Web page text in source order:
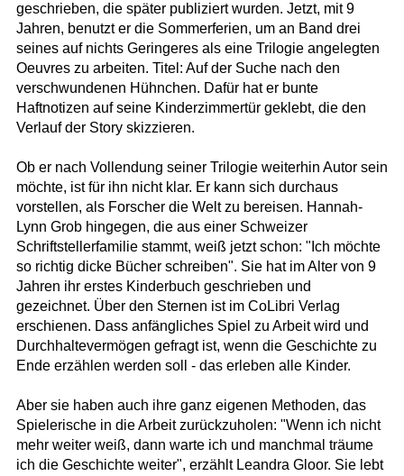
geschrieben, die später publiziert wurden. Jetzt, mit 9
Jahren, benutzt er die Sommerferien, um an Band drei
seines auf nichts Geringeres als eine Trilogie angelegten
Oeuvres zu arbeiten. Titel: Auf der Suche nach den
verschwundenen Hühnchen. Dafür hat er bunte
Haftnotizen auf seine Kinderzimmertür geklebt, die den
Verlauf der Story skizzieren.
Ob er nach Vollendung seiner Trilogie weiterhin Autor sein
möchte, ist für ihn nicht klar. Er kann sich durchaus
vorstellen, als Forscher die Welt zu bereisen. Hannah-
Lynn Grob hingegen, die aus einer Schweizer
Schriftstellerfamilie stammt, weiß jetzt schon: "Ich möchte
so richtig dicke Bücher schreiben". Sie hat im Alter von 9
Jahren ihr erstes Kinderbuch geschrieben und
gezeichnet. Über den Sternen ist im CoLibri Verlag
erschienen. Dass anfängliches Spiel zu Arbeit wird und
Durchhaltevermögen gefragt ist, wenn die Geschichte zu
Ende erzählen werden soll - das erleben alle Kinder.
Aber sie haben auch ihre ganz eigenen Methoden, das
Spielerische in die Arbeit zurückzuholen: "Wenn ich nicht
mehr weiter weiß, dann warte ich und manchmal träume
ich die Geschichte weiter", erzählt Leandra Gloor. Sie lebt